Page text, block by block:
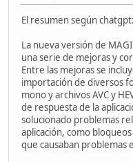
El resumen según chatgpt:
La nueva versión de
una serie de mejoras y
Entre las mejoras se
importación de diversos
mono y archivos AVC y
de respuesta de la
solucionado problemas
aplicación, como
que causaban problemas